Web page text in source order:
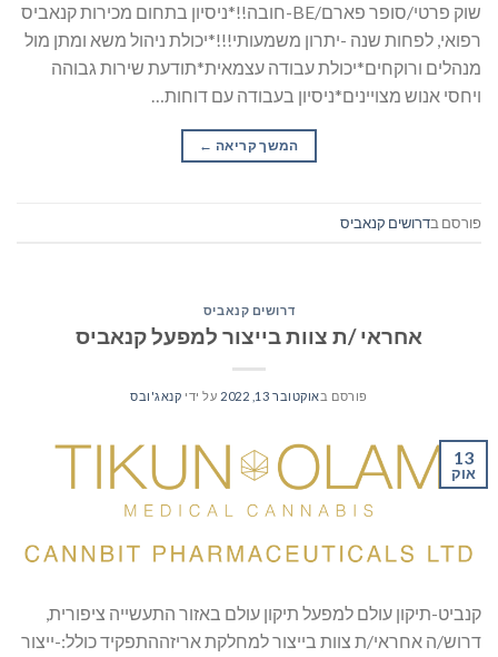
שוק פרטי/סופר פארם/BE-חובה!!*ניסיון בתחום מכירות קנאביס
רפואי, לפחות שנה -יתרון משמעותי!!!*יכולת ניהול משא ומתן מול
מנהלים ורוקחים*יכולת עבודה עצמאית*תודעת שירות גבוהה
ויחסי אנוש מצויינים*ניסיון בעבודה עם דוחות…
המשך קריאה →
פורסם בדרושים קנאביס
דרושים קנאביס
אחראי /ת צוות בייצור למפעל קנאביס
פורסם באוקטובר 13, 2022 על ידי קנאג'ובס
13
אוק
קנביט-תיקון עולם למפעל תיקון עולם באזור התעשייה ציפורית,
דרוש/ה אחראי/ת צוות בייצור למחלקת אריזההתפקיד כולל:-ייצור